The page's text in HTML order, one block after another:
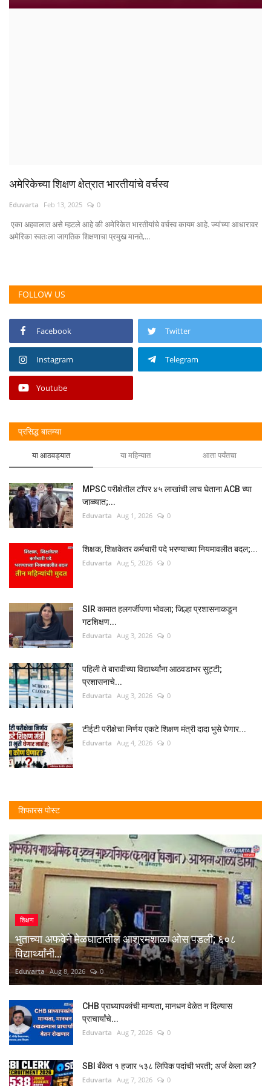
Language
English Marathi
अमेरिकेच्या शिक्षण क्षेत्रात भारतीयांचे वर्चस्व
Eduvarta Feb 13, 2025 0
एका अहवालात असे म्हटले आहे की अमेरिकेत भारतीयांचे वर्चस्व कायम आहे. ज्यांच्या आधारावर
अमेरिका स्वतःला जागतिक शिक्षणाचा प्रमुख मानते,...
FOLLOW US
Facebook Twitter
Instagram Telegram
Youtube
प्रसिद्ध बातम्या
या आठवड्यात या महिन्यात आता पर्यंतचा
MPSC परीक्षेतील टॉपर ४५ लाखांची लाच घेताना ACB च्या
जाळ्यात;...
Eduvarta Aug 1, 2026 0
शिक्षक, शिक्षकेतर कर्मचारी पदे भरण्याच्या नियमावलीत बदल;...
Eduvarta Aug 5, 2026 0
SIR कामात हलगर्जीपणा भोवला; जिल्हा प्रशासनाकडून
गटशिक्षण...
Eduvarta Aug 3, 2026 0
पहिली ते बारावीच्या विद्यार्थ्यांना आठवडाभर सुट्टी;
प्रशासनाचे...
Eduvarta Aug 3, 2026 0
टीईटी परीक्षेचा निर्णय एकटे शिक्षण मंत्री दादा भुसे घेणार...
Eduvarta Aug 4, 2026 0
शिफारस पोस्ट
शिक्षण
भुताच्या अफवेने मेळघाटातील आश्रमशाळा ओस पडली; ६०८
विद्यार्थ्यांनी...
Eduvarta Aug 8, 2026 0
CHB प्राध्यापकांची मान्यता, मानधन वेळेत न दिल्यास
प्राचार्यांचे...
Eduvarta Aug 7, 2026 0
SBI बँकेत १ हजार ५३८ लिपिक पदांची भरती; अर्ज केला का?
Eduvarta Aug 7, 2026 0